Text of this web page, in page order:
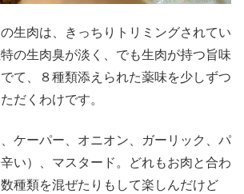
生肉は、きっちりトリミングされてい
の生肉臭が淡く、でも生肉が持つ旨味
て、８種類添えられた薬味を少しずつ
だくわけです。
ケーパー、オニオン、ガーリック、パ
い）、マスタード。どれもお肉と合わ
種類を混ぜたりもして楽しんだけど